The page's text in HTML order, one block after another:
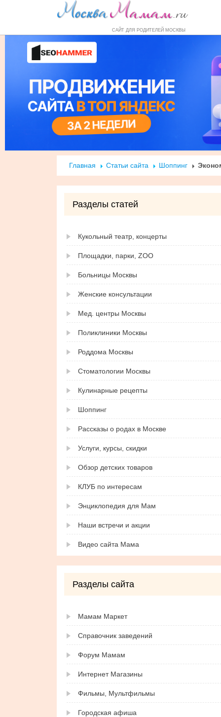
САЙТ ДЛЯ РОДИТЕЛЕЙ МОСКВЫ
Форум Маркет Справочник
Главная Статьи сайта Шоппинг
Разделы статей
Кукольный театр, концерты
Площадки, парки, ZOO
Больницы Москвы
Женские консультации
Мед. центры Москвы
Поликлиники Москвы
Роддома Москвы
Стоматологии Москвы
Кулинарные рецепты
Шоппинг
Рассказы о родах в Москве
Услуги, курсы, скидки
Обзор детских товаров
КЛУБ по интересам
Энциклопедия для Мам
Наши встречи и акции
Видео сайта Мама
Разделы сайта
Мамам Маркет
Справочник заведений
Форум Мамам
Интернет Магазины
Фильмы, Мультфильмы
Городская афиша